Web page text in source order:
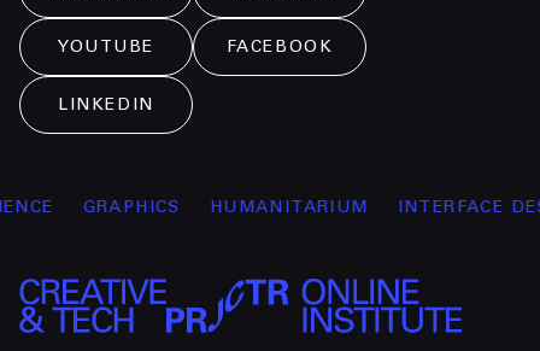
YOUTUBE FACEBOOK
LINKEDIN
GRAPHICS HUMANITARIUM INTERFACE